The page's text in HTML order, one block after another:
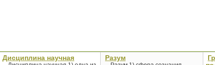
Дисциплина научная Разум